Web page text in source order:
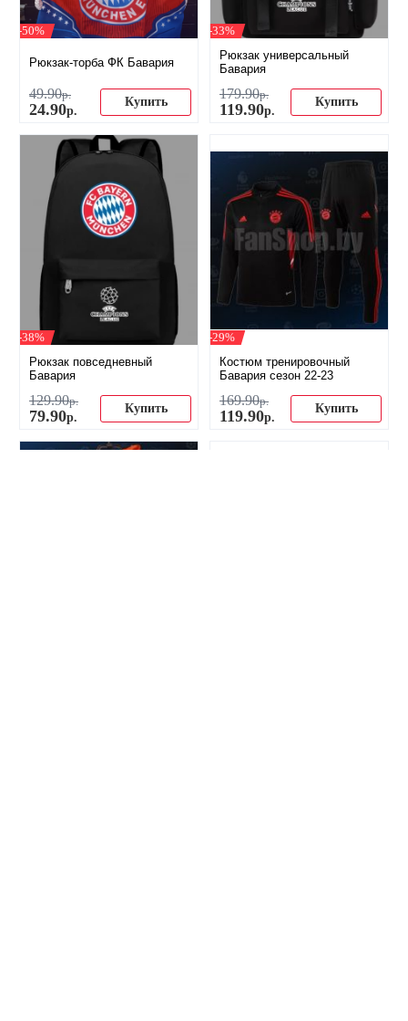
-50%
Рюкзак-торба ФК Бавария
49.90р.
24.90р.
Купить
-33%
Рюкзак универсальный
Бавария
179.90р.
119.90р.
Купить
-38%
Рюкзак повседневный
Бавария
129.90р.
79.90р.
Купить
-29%
Костюм тренировочный
Бавария сезон 22-23
169.90р.
119.90р.
Купить